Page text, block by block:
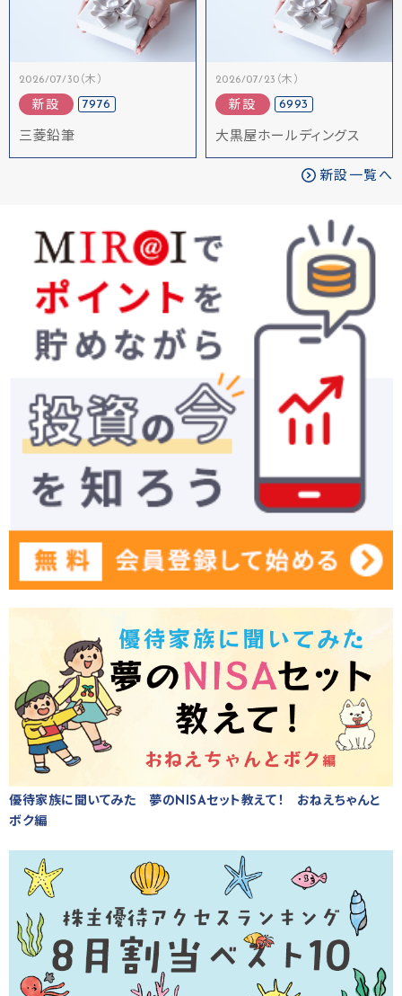
2026/07/30（木）
新設 7976
三菱鉛筆
2026/07/23（木）
新設 6993
大黒屋ホールディングス
新設一覧へ
優待家族に聞いてみた 夢のNISAセット教えて！ おねえちゃんと
ボク編